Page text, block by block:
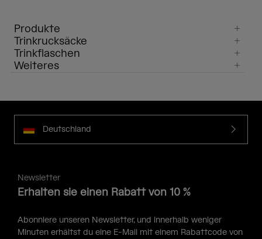
Produkte
Trinkrucksäcke
Trinkflaschen
Weiteres
Deutschland
Newsletter
Erhalten sie einen Rabatt von 10 %
Abonniere unseren Newsletter, und innerhalb weniger
Minuten erhältst du eine E-Mail mit einem Rabattcode von